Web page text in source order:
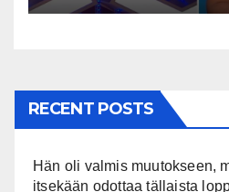
RECENT POSTS
Hän oli valmis muutokseen,
itsekään odottaa tällaista